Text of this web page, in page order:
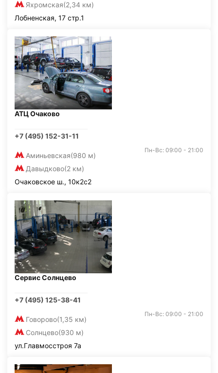
Яхромская(2,34 км)
Лобненская, 17 стр.1
АТЦ Очаково
+7 (495) 152-31-11
Аминьевская(980 м)
Давыдково(2 км)
Пн-Вс: 09:00 - 21:00
Очаковское ш., 10к2с2
Сервис Солнцево
+7 (495) 125-38-41
Говорово(1,35 км)
Солнцево(930 м)
Пн-Вс: 09:00 - 21:00
ул.Главмосстроя 7а